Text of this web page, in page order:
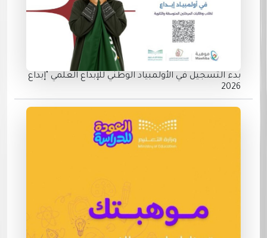
بدء التسجيل في الأولمبياد الوطني للإبداع العلمي "إبداع
2026